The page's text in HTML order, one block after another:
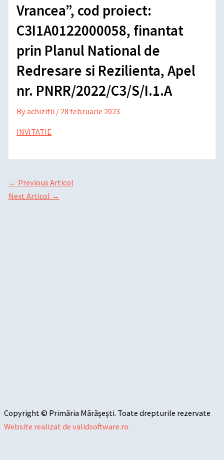
Vrancea”, cod proiect:
C3I1A0122000058, finantat
prin Planul National de
Redresare si Rezilienta, Apel
nr. PNRR/2022/C3/S/I.1.A
Byachizitii / 28 februarie 2023
INVITATIE
← Previous Articol
Next Articol →
Copyright © Primăria Mărășești. Toate drepturile rezervate
Website realizat de validsoftware.ro